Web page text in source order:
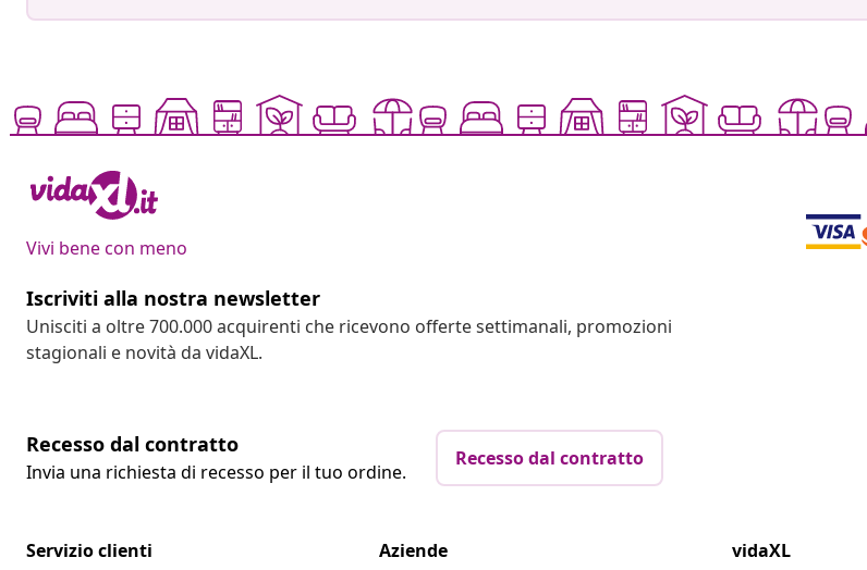
Vivi bene con meno
Iscriviti alla nostra newsletter
Unisciti a oltre 700.000 acquirenti che ricevono offerte settimanali, promozioni
stagionali e novità da vidaXL.
Recesso dal contratto
Invia una richiesta di recesso per il tuo ordine.
Recesso dal contratto
Servizio clienti
Aziende
vidaXL